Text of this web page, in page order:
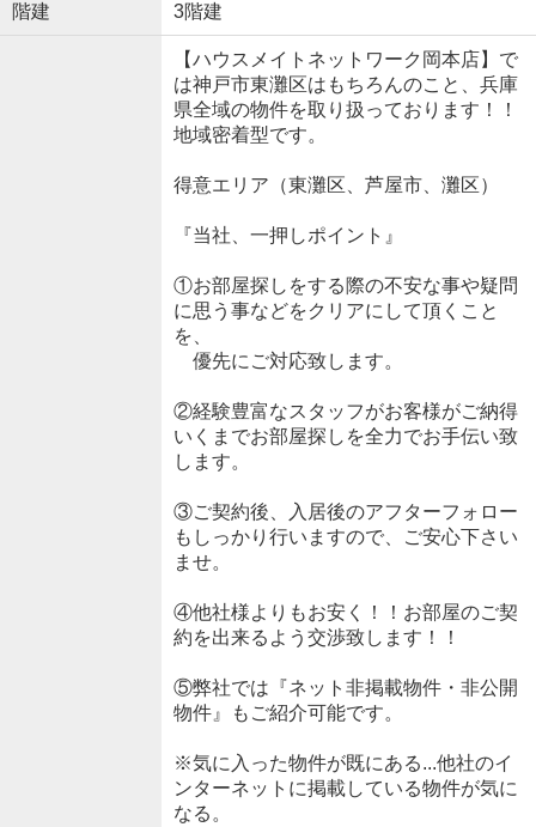
階建 3階建
【ハウスメイトネットワーク岡本店】で
は神戸市東灘区はもちろんのこと、兵庫
県全域の物件を取り扱っております！！
地域密着型です。
得意エリア（東灘区、芦屋市、灘区）
『当社、一押しポイント』
①お部屋探しをする際の不安な事や疑問
に思う事などをクリアにして頂くこと
を、
優先にご対応致します。
②経験豊富なスタッフがお客様がご納得
いくまでお部屋探しを全力でお手伝い致
します。
③ご契約後、入居後のアフターフォロー
もしっかり行いますので、ご安心下さい
ませ。
④他社様よりもお安く！！お部屋のご契
約を出来るよう交渉致します！！
⑤弊社では『ネット非掲載物件・非公開
物件』もご紹介可能です。
※気に入った物件が既にある...他社のイ
ンターネットに掲載している物件が気に
なる。